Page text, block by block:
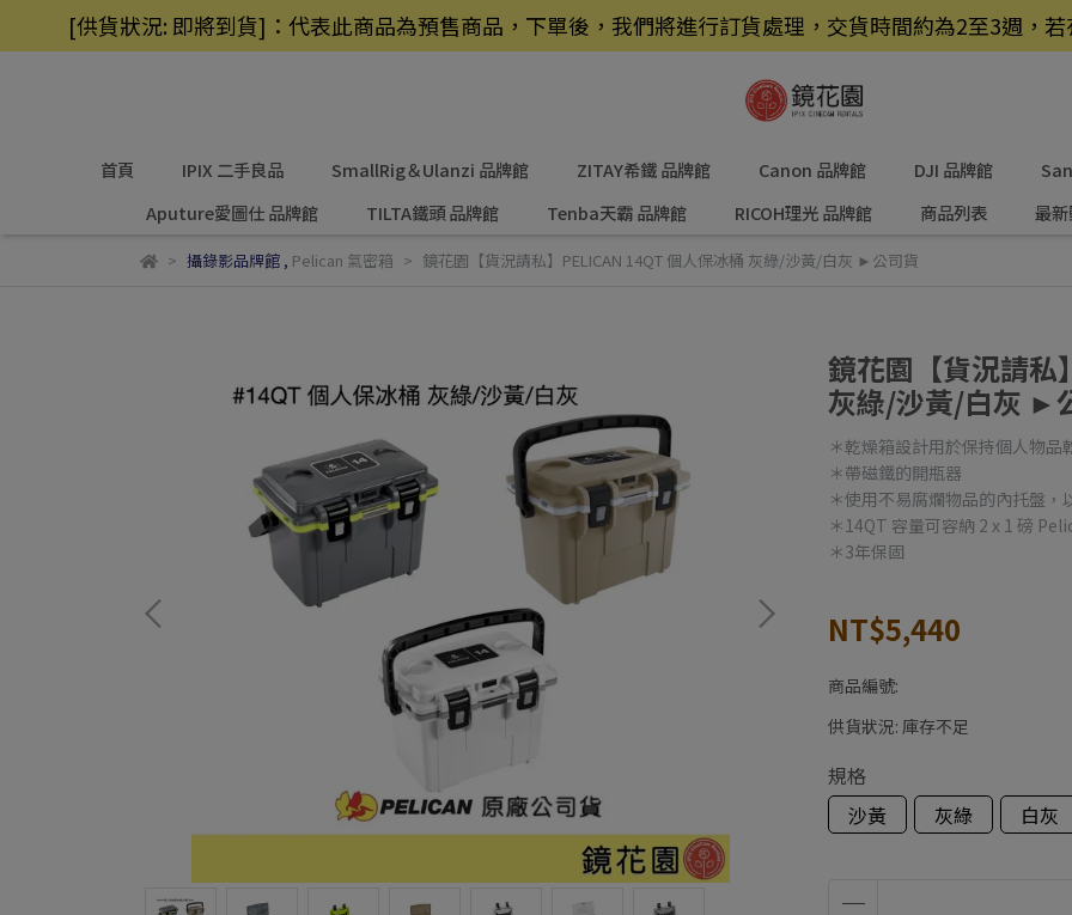
[供貨狀況: 即將到貨]：代表此商品為預售商品，下單後，我們將進行訂貨處理，交貨時間約為2至3週，
首頁 IPIX 二手良品 SmallRig＆Ulanzi 品牌館 ZITAY希鐵 品牌館 Canon 品牌館 DJI 品牌館
Aputure愛圖仕 品牌館
TILTA鐵頭 品牌館 Tenba天霸 品牌館 RICOH理光 品牌館 商品列表 最
攝錄影品牌館, Pelican 氣密箱 鏡花園【貨況請私】PELICAN 14QT 個人保冰桶 灰綠/沙黃/白灰 ►公司貨
鏡花園【貨況請私
灰綠/沙黃/白灰 ►
＊乾燥箱設計用於保持個人物品
＊帶磁鐵的開瓶器
＊使用不易腐爛物品的內托盤，
＊14QT 容量可容納 2 x 1 磅
＊3年保固
NT$5,440
商品編號:
供貨狀況: 庫存不足
規格
沙黃
灰綠 白灰